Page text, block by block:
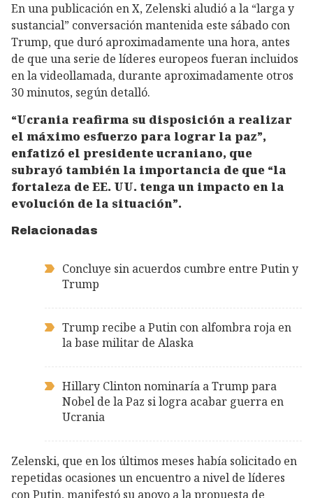
En una publicación en X, Zelenski aludió a la “larga y
sustancial” conversación mantenida este sábado con
Trump, que duró aproximadamente una hora, antes
de que una serie de líderes europeos fueran incluidos
en la videollamada, durante aproximadamente otros
30 minutos, según detalló.
“Ucrania reafirma su disposición a realizar
el máximo esfuerzo para lograr la paz”,
enfatizó el presidente ucraniano, que
subrayó también la importancia de que “la
fortaleza de EE. UU. tenga un impacto en la
evolución de la situación”.
Relacionadas
Concluye sin acuerdos cumbre entre Putin y
Trump
Trump recibe a Putin con alfombra roja en
la base militar de Alaska
Hillary Clinton nominaría a Trump para
Nobel de la Paz si logra acabar guerra en
Ucrania
Zelenski, que en los últimos meses había solicitado en
repetidas ocasiones un encuentro a nivel de líderes
con Putin, manifestó su apoyo a la propuesta de